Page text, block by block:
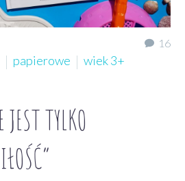
16
papierowe wiek 3+
TYLKO